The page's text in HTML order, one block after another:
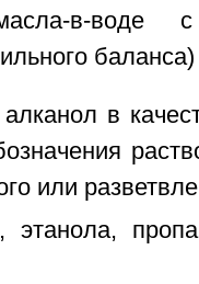
в-воде
баланса)
в
или
этанола,